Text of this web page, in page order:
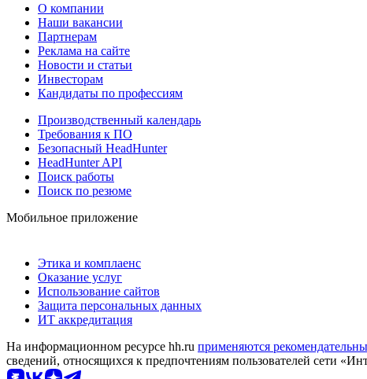
О компании
Наши вакансии
Партнерам
Реклама на сайте
Новости и статьи
Инвесторам
Кандидаты по профессиям
Производственный календарь
Требования к ПО
Безопасный HeadHunter
HeadHunter API
Поиск работы
Поиск по резюме
Мобильное приложение
Этика и комплаенс
Оказание услуг
Использование сайтов
Защита персональных данных
ИТ аккредитация
На информационном ресурсе hh.ru применяются
сведений, относящихся к предпочтениям пользователей сети